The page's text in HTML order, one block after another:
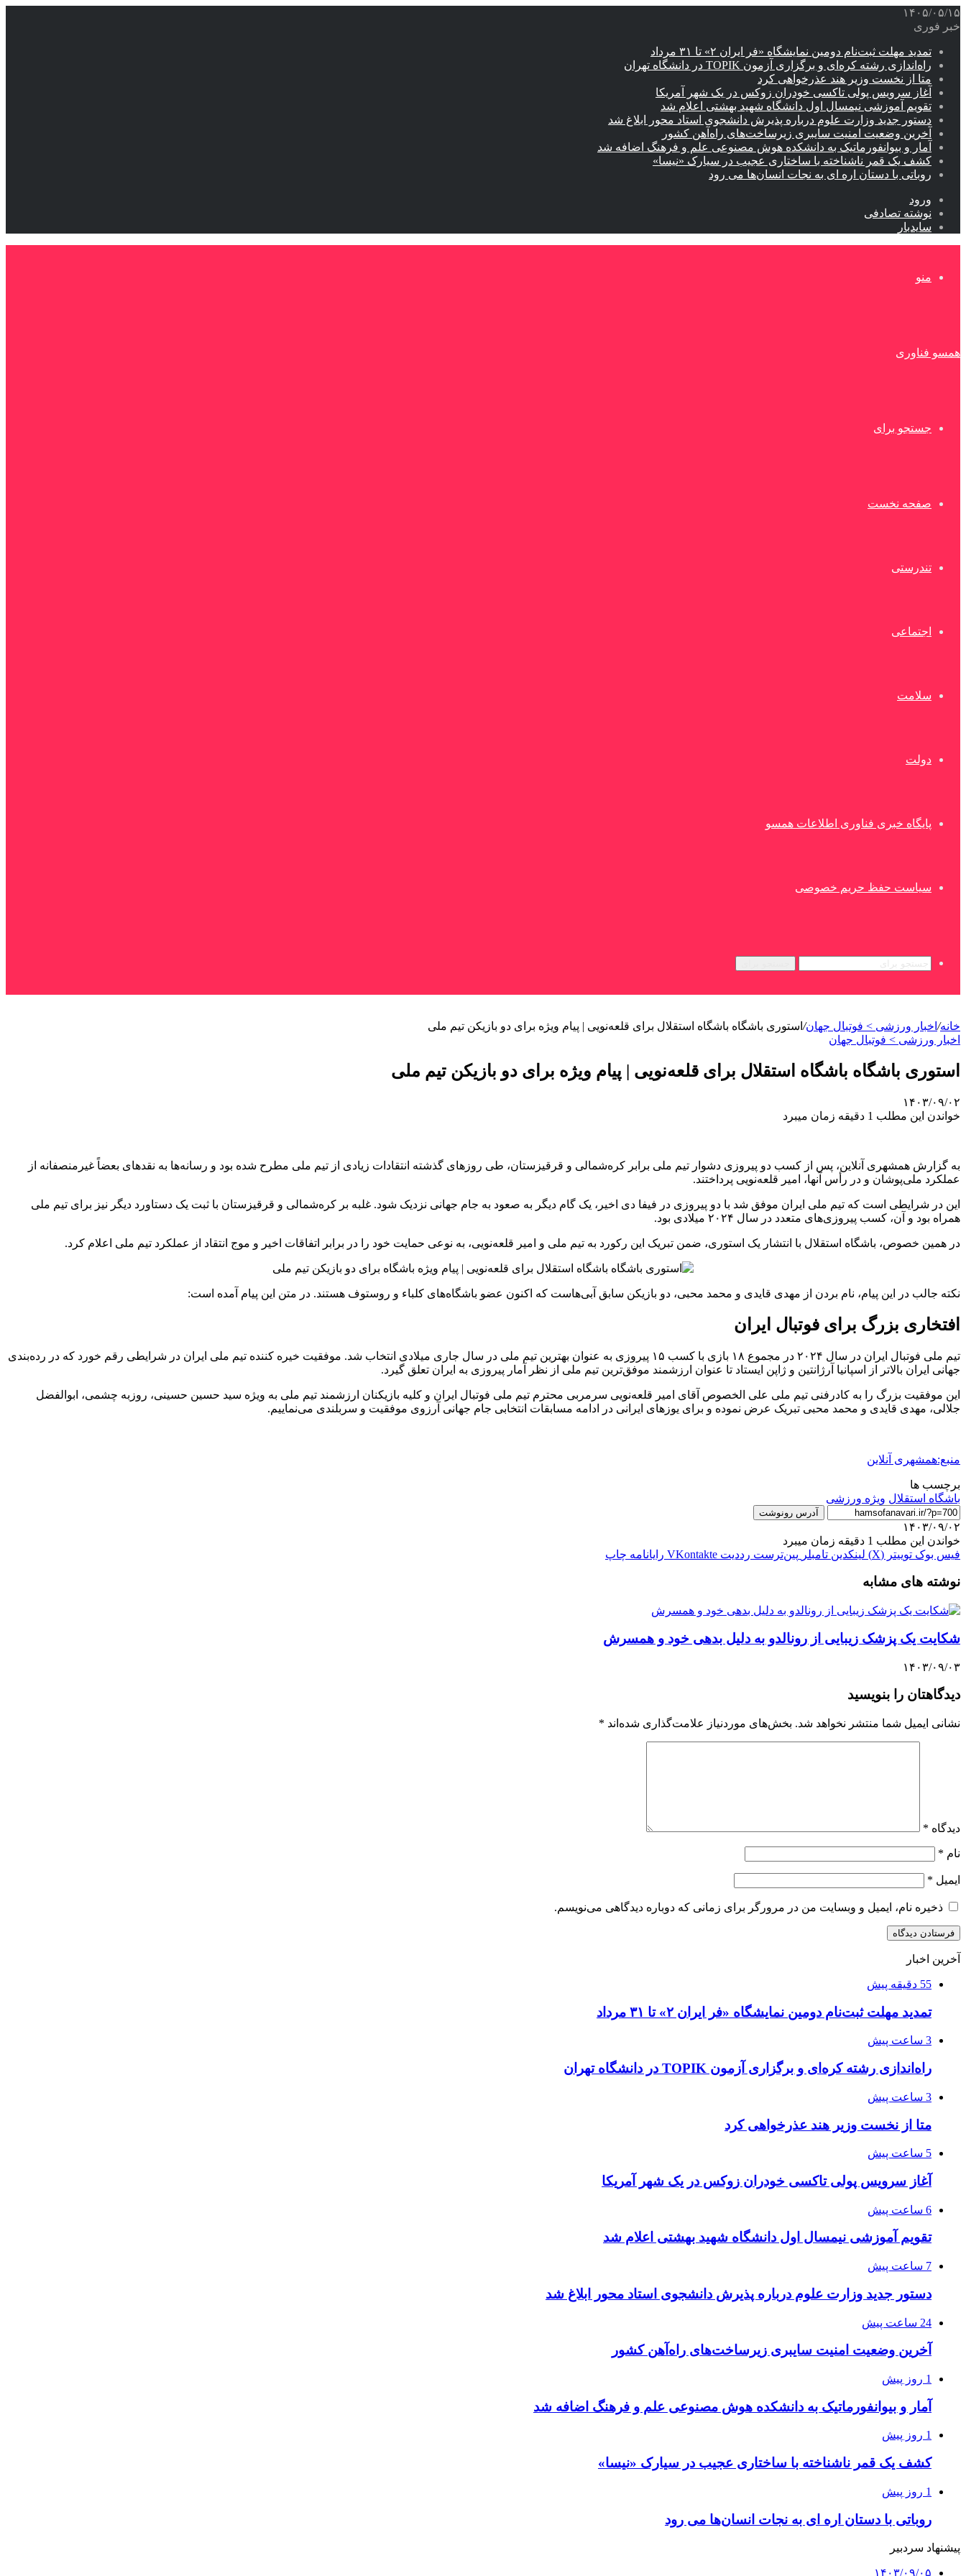
۱۴۰۵/۰۵/۱۵
خبر فوری
تمدید مهلت ثبت‌نام دومین نمایشگاه «فر ایران ۲» تا ۳۱ مرداد
راه‌اندازی رشته کره‌ای و برگزاری آزمون TOPIK در دانشگاه تهران
متا از نخست وزیر هند عذرخواهی کرد
آغاز سرویس پولی تاکسی خودران زوکس در یک شهر آمریکا
تقویم آموزشی نیمسال اول دانشگاه شهید بهشتی اعلام شد
دستور جدید وزارت علوم درباره پذیرش دانشجوی استاد محور ابلاغ شد
آخرین وضعیت امنیت سایبری زیرساخت‌های راه‌آهن کشور
آمار و بیوانفورماتیک به دانشکده هوش مصنوعی علم و فرهنگ اضافه شد
کشف یک قمر ناشناخته با ساختاری عجیب در سیارک «نیسا»
روباتی با دستان اره ای به نجات انسان‌ها می رود
ورود
نوشته تصادفی
سایدبار
منو
همسو فناوری
جستجو برای
صفحه نخست
تندرستی
اجتماعی
سلامت
دولت
پایگاه خبری فناوری اطلاعات همسو
سیاست حفظ حریم خصوصی
خانه/ اخبار ورزشی > فوتبال جهان/ استوری باشگاه باشگاه استقلال برای قلعه‌نویی | پیام ویژه برای دو بازیکن تیم ملی
اخبار ورزشی > فوتبال جهان
استوری باشگاه باشگاه استقلال برای قلعه‌نویی | پیام ویژه برای دو بازیکن تیم ملی
۱۴۰۳/۰۹/۰۲
خواندن این مطلب 1 دقیقه زمان میبرد
به گزارش همشهری آنلاین، پس از کسب دو پیروزی دشوار تیم ملی برابر کره‌شمالی و قرقیزستان، طی روزهای گذشته انتقادات زیادی از تیم ملی مطرح شده بود و رسانه‌ها به نقدهای بعضاً غیرمنصفانه از
عملکرد ملی‌پوشان و در رأس آنها، امیر قلعه‌نویی پرداختند.
این در شرایطی است که تیم ملی ایران موفق شد با دو پیروزی در فیفا دی اخیر، یک گام دیگر به صعود به جام جهانی نزدیک شود. غلبه بر کره‌شمالی و قرقیزستان با ثبت یک دستاورد دیگر نیز برای تیم ملی
همراه بود و آن، کسب پیروزی‌های متعدد در سال ۲۰۲۴ میلادی بود.
در همین خصوص، باشگاه استقلال با انتشار یک استوری، ضمن تبریک این رکورد به تیم ملی و امیر قلعه‌نویی، به نوعی حمایت خود را در برابر اتفاقات اخیر و موج انتقاد از عملکرد تیم ملی اعلام کرد.
نکته جالب در این پیام، نام بردن از مهدی قایدی و محمد محبی، دو بازیکن سابق آبی‌هاست که اکنون عضو باشگاه‌های کلباء و روستوف هستند. در متن این پیام آمده است:
افتخاری بزرگ برای فوتبال ایران
تیم ملی فوتبال ایران در سال ۲۰۲۴ در مجموع ۱۸ بازی با کسب ۱۵ پیروزی به عنوان بهترین تیم ملی در سال جاری میلادی انتخاب شد. موفقیت خیره کننده تیم ملی ایران در شرایطی رقم خورد که در رده‌بندی
جهانی ایران بالاتر از اسپانیا آرژانتین و ژاپن ایستاد تا عنوان ارزشمند موفق‌ترین تیم ملی از نظر آمار پیروزی به ایران تعلق گیرد.
این موفقیت بزرگ را به کادرفنی تیم ملی علی الخصوص آقای امیر قلعه‌نویی سرمربی محترم تیم ملی فوتبال ایران و کلیه بازیکنان ارزشمند تیم ملی به ویژه سید حسین حسینی، روزبه چشمی، ابوالفضل
جلالی، مهدی قایدی و محمد محبی تبریک عرض نموده و برای یوزهای ایرانی در ادامه مسابقات انتخابی جام جهانی آرزوی موفقیت و سربلندی می‌نماییم.
منبع:همشهری آنلاین
برچسب ها
باشگاه استقلال ویژه ورزشی
آدرس رونوشت
۱۴۰۳/۰۹/۰۲
خواندن این مطلب 1 دقیقه زمان میبرد
فیس بوک توییتر (X) لینکدین ‫تامبلر ‫پین‌ترست ‫رددیت ‫VKontakte رایانامه چاپ
نوشته های مشابه
شکایت یک پزشک زیبایی از رونالدو به دلیل بدهی خود و همسرش
۱۴۰۳/۰۹/۰۳
دیدگاهتان را بنویسید
نشانی ایمیل شما منتشر نخواهد شد. بخش‌های موردنیاز علامت‌گذاری شده‌اند *
دیدگاه *
نام *
ایمیل *
ذخیره نام، ایمیل و وبسایت من در مرورگر برای زمانی که دوباره دیدگاهی می‌نویسم.
آخرین اخبار
55 دقیقه پیش
تمدید مهلت ثبت‌نام دومین نمایشگاه «فر ایران ۲» تا ۳۱ مرداد
3 ساعت پیش
راه‌اندازی رشته کره‌ای و برگزاری آزمون TOPIK در دانشگاه تهران
3 ساعت پیش
متا از نخست وزیر هند عذرخواهی کرد
5 ساعت پیش
آغاز سرویس پولی تاکسی خودران زوکس در یک شهر آمریکا
6 ساعت پیش
تقویم آموزشی نیمسال اول دانشگاه شهید بهشتی اعلام شد
7 ساعت پیش
دستور جدید وزارت علوم درباره پذیرش دانشجوی استاد محور ابلاغ شد
24 ساعت پیش
آخرین وضعیت امنیت سایبری زیرساخت‌های راه‌آهن کشور
1 روز پیش
آمار و بیوانفورماتیک به دانشکده هوش مصنوعی علم و فرهنگ اضافه شد
1 روز پیش
کشف یک قمر ناشناخته با ساختاری عجیب در سیارک «نیسا»
1 روز پیش
روباتی با دستان اره ای به نجات انسان‌ها می رود
پیشنهاد سردبیر
۱۴۰۳/۰۹/۰۵